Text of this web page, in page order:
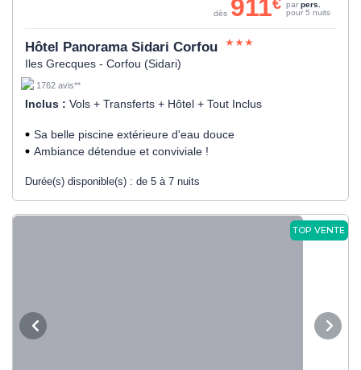
Hôtel Panorama Sidari Corfou
Iles Grecques - Corfou (Sidari)
1762 avis**
Inclus : Vols + Transferts + Hôtel + Tout Inclus
Sa belle piscine extérieure d'eau douce
Ambiance détendue et conviviale !
Durée(s) disponible(s) : de 5 à 7 nuits
dès 911 par pers.
pour 5 nuits
TOP VENTE